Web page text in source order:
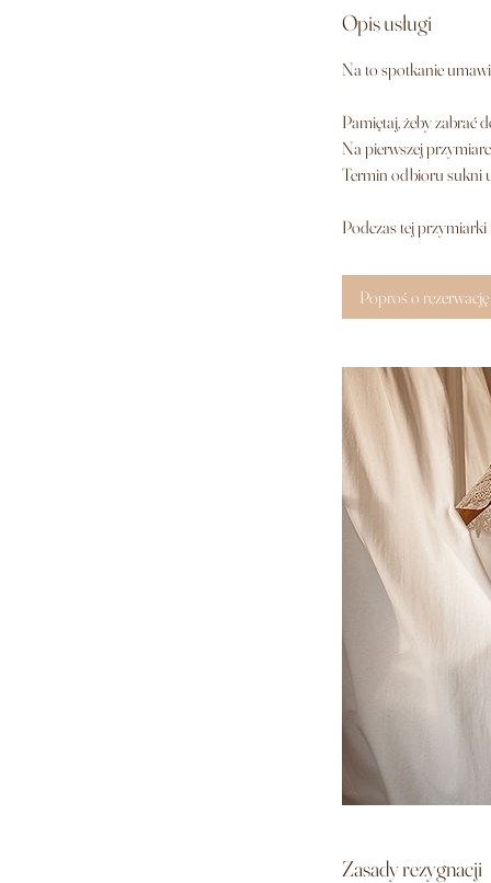
Opis usługi
Na to spotkanie
Pamiętaj, żeby zabrać
Na pierwszej
Termin odbioru sukni
Podczas tej przymiarki
Poproś o rezerwację
Zasady rezygnacji